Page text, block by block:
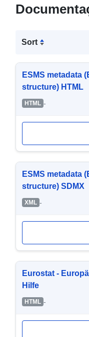
Sort
ESMS metadata
structure) HTML
HTML -
ESMS metadata
structure) SDMX
XML -
Eurostat -
Hilfe
HTML -